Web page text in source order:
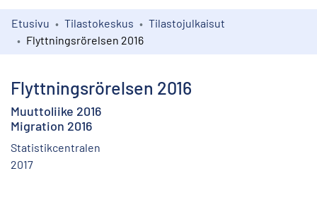
Kokoelmat
Etusivu Tilastokeskus
Tilastojulkaisut
Flyttningsrörelsen 2016
Flyttningsrörelsen 2016
Muuttoliike 2016
Migration 2016
Statistikcentralen
2017